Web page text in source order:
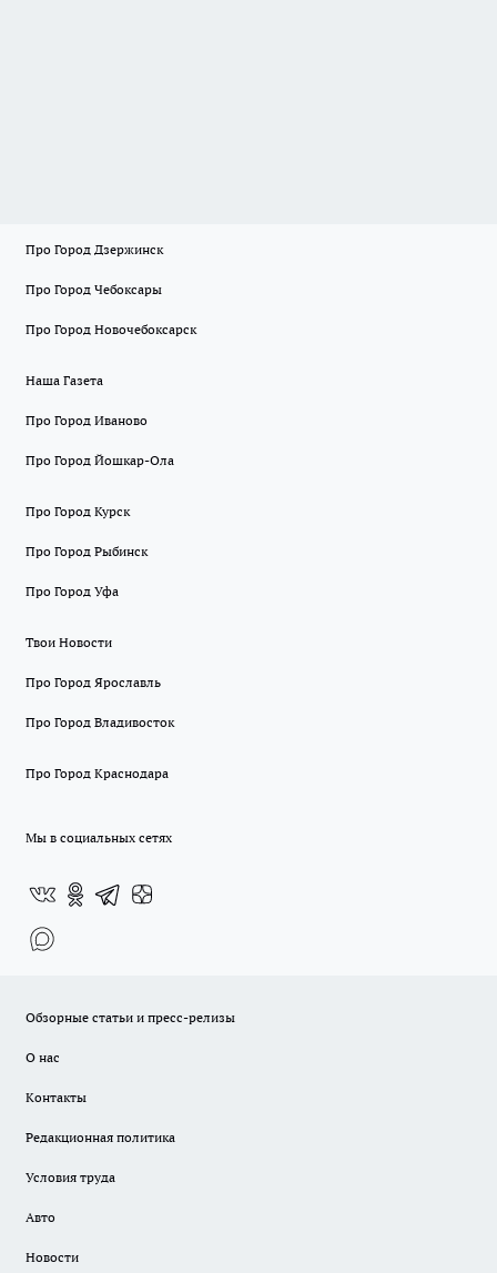
Про Город Дзержинск
Про Город Чебоксары
Про Город Новочебоксарск
Наша Газета
Про Город Иваново
Про Город Йошкар-Ола
Про Город Курск
Про Город Рыбинск
Про Город Уфа
Твои Новости
Про Город Ярославль
Про Город Владивосток
Про Город Краснодара
Мы в социальных сетях
Обзорные статьи и пресс-релизы
О нас
Контакты
Редакционная политика
Условия труда
Авто
Новости